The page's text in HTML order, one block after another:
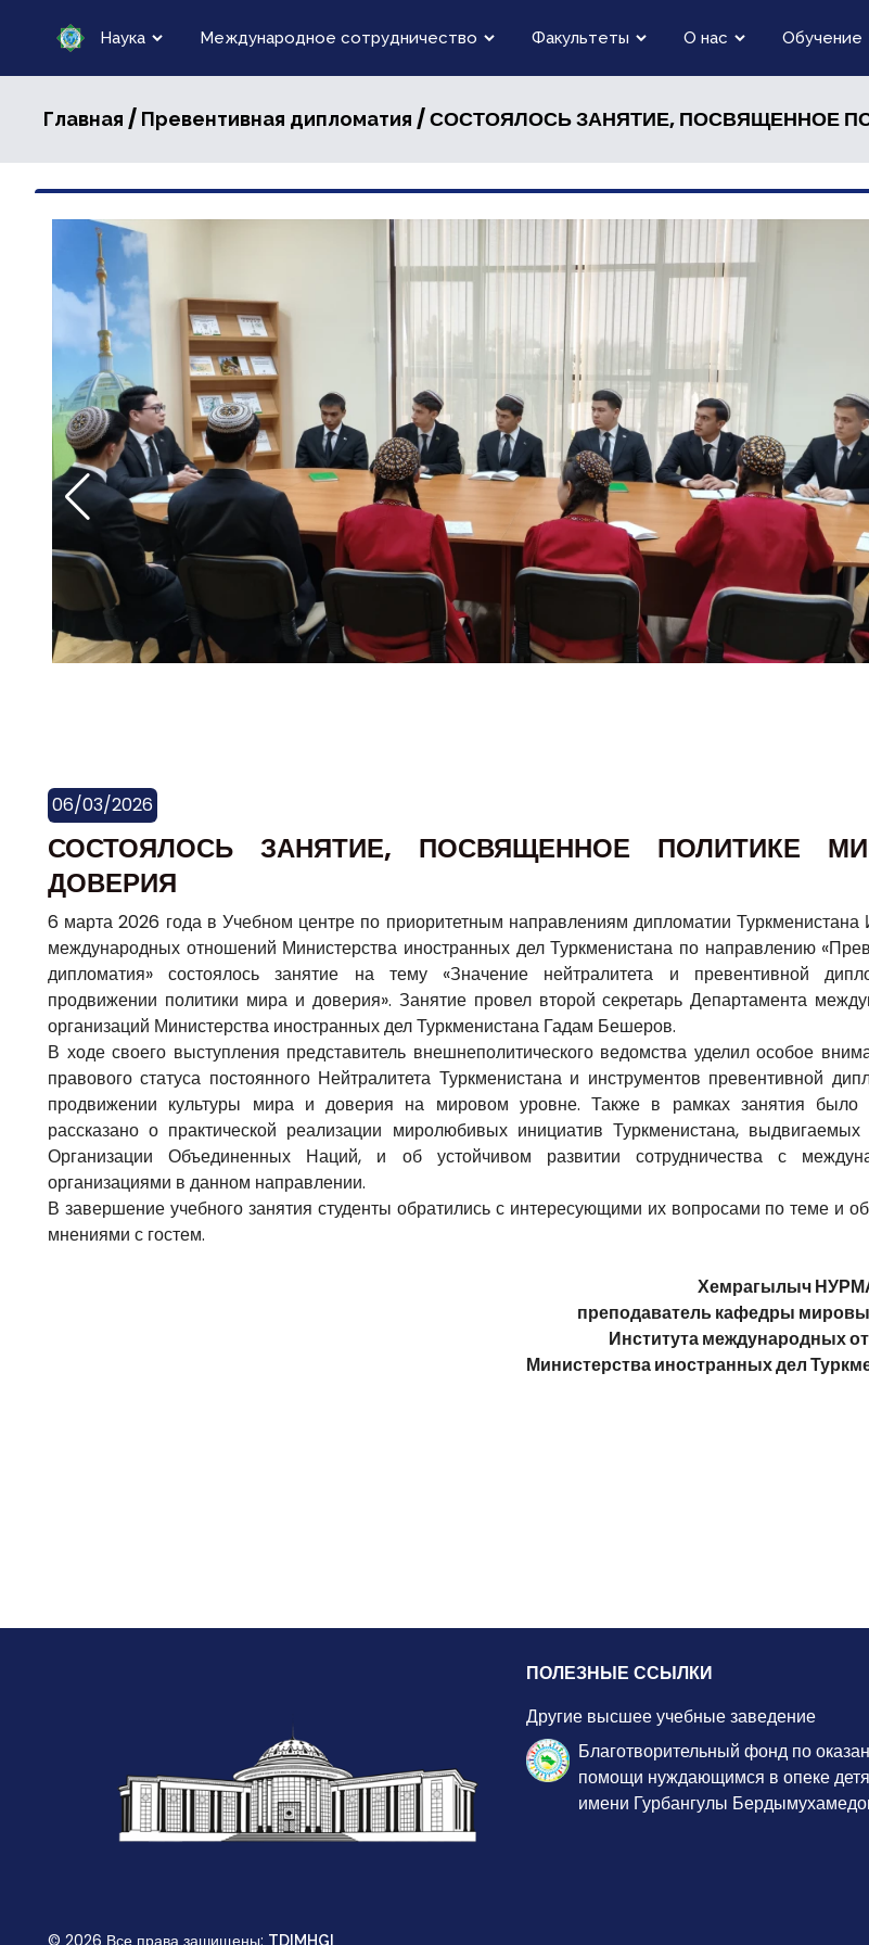
Наука Международное сотрудничество Факультеты О нас Обучение
Главная / Превентивная дипломатия / СОСТОЯЛОСЬ ЗАНЯТИЕ, ПОСВЯЩЕННОЕ
06/03/2026
СОСТОЯЛОСЬ ЗАНЯТИЕ, ПОСВЯЩЕННОЕ ПОЛИТИКЕ
ДОВЕРИЯ
6 марта 2026 года в Учебном центре по приоритетным направлениям дипломатии Туркменистана
международных отношений Министерства иностранных дел Туркменистана по направлению
дипломатия» состоялось занятие на тему «Значение нейтралитета и превентивной
продвижении политики мира и доверия». Занятие провел второй секретарь Департамента
организаций Министерства иностранных дел Туркменистана Гадам Бешеров.
В ходе своего выступления представитель внешнеполитического ведомства уделил особое
правового статуса постоянного Нейтралитета Туркменистана и инструментов превентивной
продвижении культуры мира и доверия на мировом уровне. Также в рамках занятия было
рассказано о практической реализации миролюбивых инициатив Туркменистана,
Организации Объединенных Наций, и об устойчивом развитии сотрудничества с
организациями в данном направлении.
В завершение учебного занятия студенты обратились с интересующими их вопросами по теме и
мнениями с гостем.
Хемрагылыч
преподаватель кафедры
Института международных
Министерства иностранных дел
ПОЛЕЗНЫЕ ССЫЛКИ
Другие высшее учебные заведение
Благотворительный фонд по
помощи нуждающимся в опеке
имени Гурбангулы
© 2026 Все права зашищены: TDIMHGI